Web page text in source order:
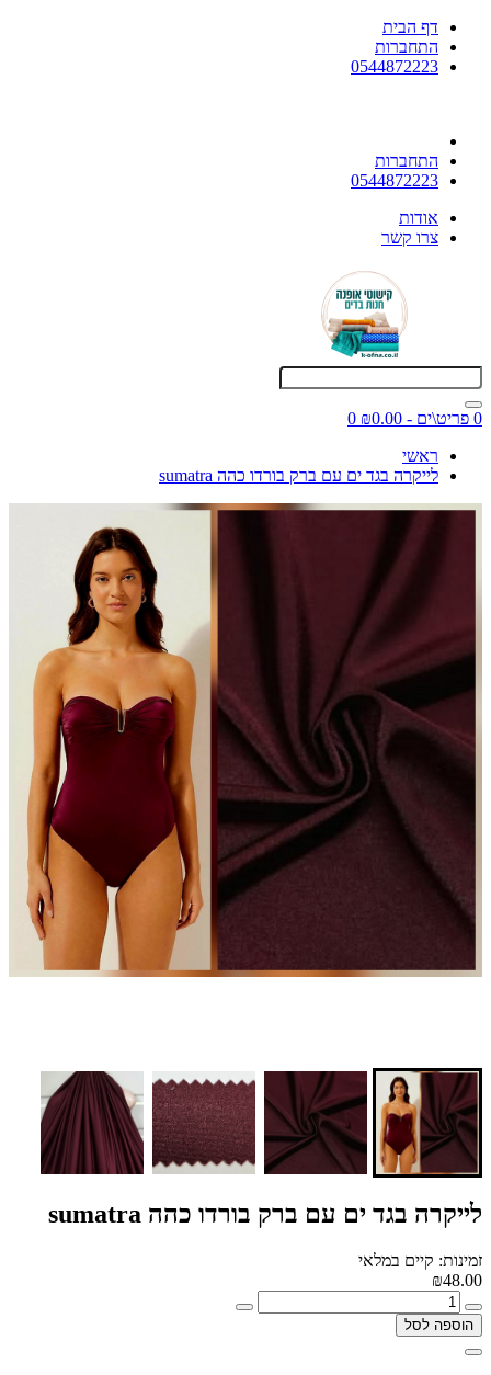
דף הבית
התחברות
0544872223
התחברות
0544872223
אודות
צרו קשר
0 פריט\ים - ₪0.00
0
ראשי
לייקרה בגד ים עם ברק בורדו כהה sumatra
לייקרה בגד ים עם ברק בורדו כהה sumatra
זמינות: קיים במלאי
₪48.00
הוספה לסל